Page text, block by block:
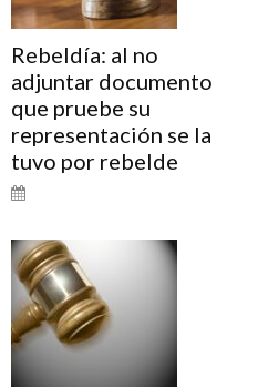
Rebeldía: al no
adjuntar documento
que pruebe su
representación se la
tuvo por rebelde